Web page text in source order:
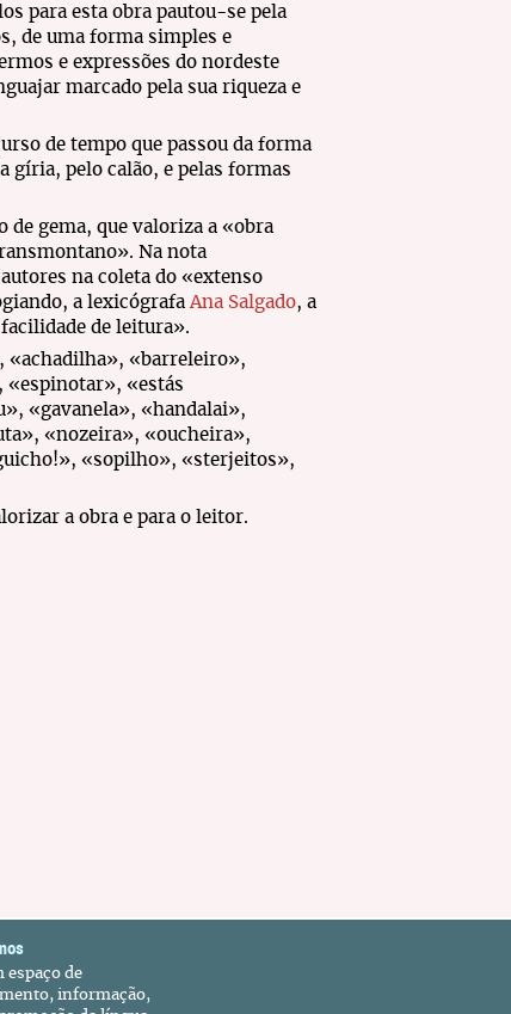
para esta obra pautou-se pela
de uma forma simples e
e expressões do nordeste
marcado pela sua riqueza e
de tempo que passou da forma
gíria, pelo calão, e pelas formas
de gema, que valoriza a «obra
Na nota
na coleta do «extenso
a lexicógrafaAna Salgado, a
de leitura».
«achadilha», «barreleiro»,
«espinotar», «estás
«gavanela», «handalai»,
«nozeira», «oucheira»,
«sopilho», «sterjeitos»,
a obra e para o leitor.
espaço de
informação,